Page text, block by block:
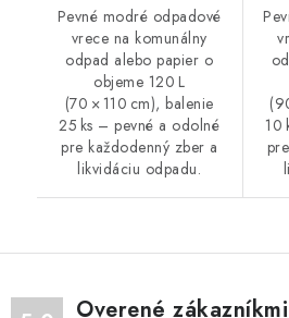
Pevné modré odpadové
vrece na komunálny
odpad alebo papier o
objeme 120 L
(70 × 110 cm), balenie
25 ks – pevné a odolné
pre každodenný zber a
likvidáciu odpadu.
10
Overené zákazníkmi